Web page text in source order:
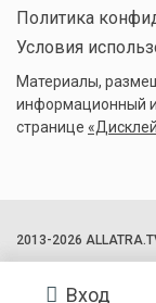
Политика
Условия
Материалы,
информационный и
странице
2013-2026
Вход